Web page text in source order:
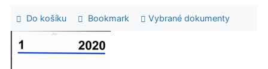
Do košíku Bookmark Vybrané dokumenty